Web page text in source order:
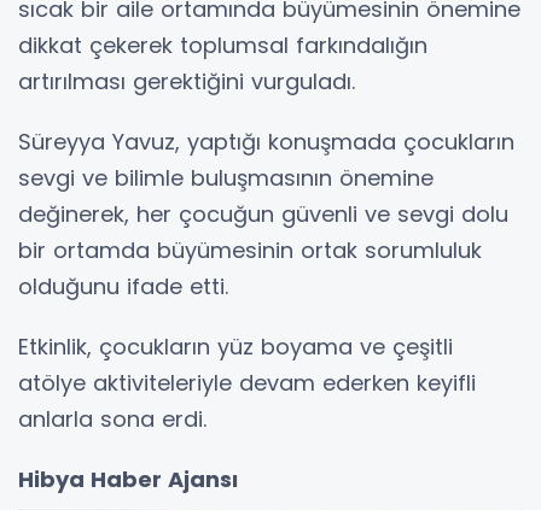
sıcak bir aile ortamında büyümesinin önemine
dikkat çekerek toplumsal farkındalığın
artırılması gerektiğini vurguladı.
Süreyya Yavuz, yaptığı konuşmada çocukların
sevgi ve bilimle buluşmasının önemine
değinerek, her çocuğun güvenli ve sevgi dolu
bir ortamda büyümesinin ortak sorumluluk
olduğunu ifade etti.
Etkinlik, çocukların yüz boyama ve çeşitli
atölye aktiviteleriyle devam ederken keyifli
anlarla sona erdi.
Hibya Haber Ajansı